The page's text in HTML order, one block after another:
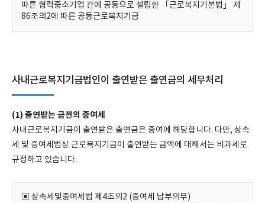
따른 협력중소기업 간에 공동으로 설립한 「근로복지기본법」 제
86조의2에 따른 공동근로복지기금
사내근로복지기금법인이 출연받은 출연금의 세무처리
(1) 출연받는 금전의 증여세
사내근로복지기금이 출연받은 출연금은 증여에 해당합니다. 다만, 상속
세 및 증여세법상 근로복지기금이 출연받는 금액에 대해서는 비과세로
규정하고 있습니다.
▣ 상속세및증여세법 제4조의2 (증여세 납부의무)